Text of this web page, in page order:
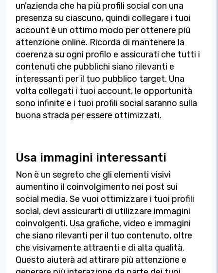
un'azienda che ha più profili social con una
presenza su ciascuno, quindi collegare i tuoi
account è un ottimo modo per ottenere più
attenzione online. Ricorda di mantenere la
coerenza su ogni profilo e assicurati che tutti i
contenuti che pubblichi siano rilevanti e
interessanti per il tuo pubblico target. Una
volta collegati i tuoi account, le opportunità
sono infinite e i tuoi profili social saranno sulla
buona strada per essere ottimizzati.
Usa immagini interessanti
Non è un segreto che gli elementi visivi
aumentino il coinvolgimento nei post sui
social media. Se vuoi ottimizzare i tuoi profili
social, devi assicurarti di utilizzare immagini
coinvolgenti. Usa grafiche, video e immagini
che siano rilevanti per il tuo contenuto, oltre
che visivamente attraenti e di alta qualità.
Questo aiuterà ad attirare più attenzione e